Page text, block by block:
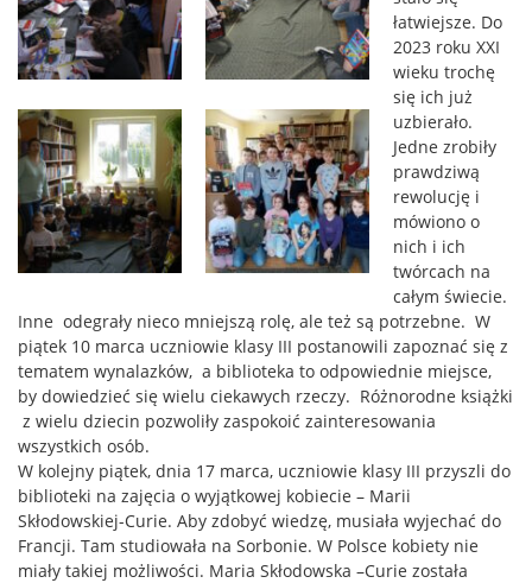
łatwiejsze. Do
2023 roku XXI
wieku trochę
się ich już
uzbierało.
Jedne zrobiły
prawdziwą
rewolucję i
mówiono o
nich i ich
twórcach na
całym świecie.
Inne odegrały nieco mniejszą rolę, ale też są potrzebne. W
piątek 10 marca uczniowie klasy III postanowili zapoznać się z
tematem wynalazków, a biblioteka to odpowiednie miejsce,
by dowiedzieć się wielu ciekawych rzeczy. Różnorodne książki
z wielu dziecin pozwoliły zaspokoić zainteresowania
wszystkich osób.
W kolejny piątek, dnia 17 marca, uczniowie klasy III przyszli do
biblioteki na zajęcia o wyjątkowej kobiecie – Marii
Skłodowskiej-Curie. Aby zdobyć wiedzę, musiała wyjechać do
Francji. Tam studiowała na Sorbonie. W Polsce kobiety nie
miały takiej możliwości. Maria Skłodowska –Curie została